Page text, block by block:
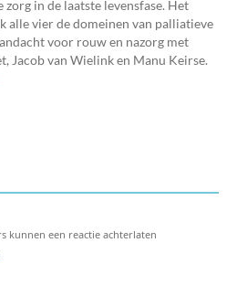
in de laatste levensfase. Het
alle vier de domeinen van palliatieve
voor rouw en nazorg met
Jacob van Wielink en Manu Keirse.
kunnen een reactie achterlaten